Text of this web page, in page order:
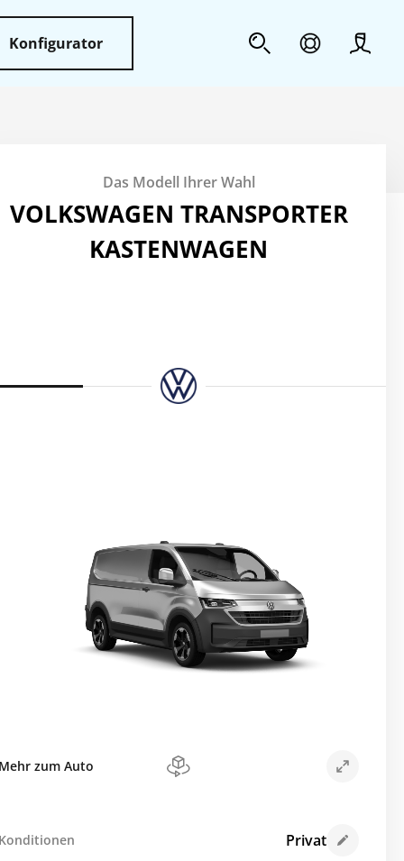
Konfigurator
Weiteres
Das Modell Ihrer Wahl
VOLKSWAGEN TRANSPORTER
KASTENWAGEN
Mehr zum Auto
Konditionen Privat